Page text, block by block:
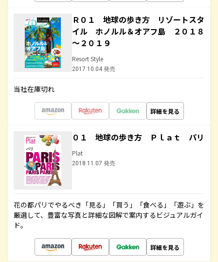
Ｒ０１ 地球の歩き方 リゾートスタ
イル ホノルル＆オアフ島 ２０１８
～２０１９
Resort Style
2017.10.04 発売
当社在庫切れ
詳細を見る
０１ 地球の歩き方 Ｐｌａｔ パリ
Plat
2018.11.07 発売
花の都パリでやるべき「見る」「買う」「食べる」「遊ぶ」を
厳選して、豊富な写真と詳細な図解で案内するビジュアルガイ
ド。
詳細を見る